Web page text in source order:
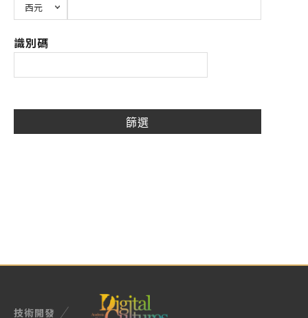
識別碼
技術開發